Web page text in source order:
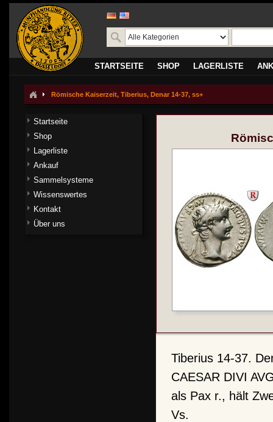
STARTSEITE SHOP LAGERLISTE
Römische Kaiserzeit, Tiberius, Denar 14-37, ss+
Tiberius 14-37.
CAESAR DIVI
als Pax r., hält
Vs.
Startseite
Shop
Lagerliste
Ankauf
Sammelsysteme
Wissenswertes
Kontakt
Über uns